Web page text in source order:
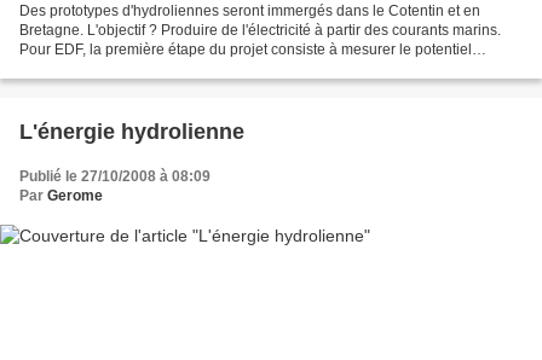
Des prototypes d'hydroliennes seront immergés dans le Cotentin et en
Bretagne. L'objectif ? Produire de l'électricité à partir des courants marins.
Pour EDF, la première étape du projet consiste à mesurer le potentiel
L'énergie hydrolienne
Publié le 27/10/2008 à 08:09
Par Gerome